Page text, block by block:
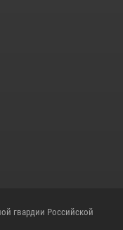
гвардии Российской